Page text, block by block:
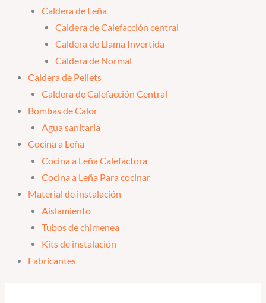
Caldera de Leña
Caldera de Calefacción central
Caldera de Llama Invertida
Caldera de Normal
Caldera de Pellets
Caldera de Calefacción Central
Bombas de Calor
Agua sanitaria
Cocina a Leña
Cocina a Leña Calefactora
Cocina a Leña Para cocinar
Material de instalación
Aislamiento
Tubos de chimenea
Kits de instalación
Fabricantes